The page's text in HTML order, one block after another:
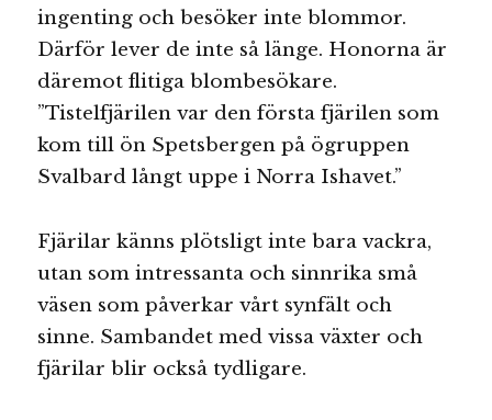
ingenting och besöker inte blommor.
Därför lever de inte så länge. Honorna är
däremot flitiga blombesökare.
”Tistelfjärilen var den första fjärilen som
kom till ön Spetsbergen på ögruppen
Svalbard långt uppe i Norra Ishavet.”
Fjärilar känns plötsligt inte bara vackra,
utan som intressanta och sinnrika små
väsen som påverkar vårt synfält och
sinne. Sambandet med vissa växter och
fjärilar blir också tydligare.